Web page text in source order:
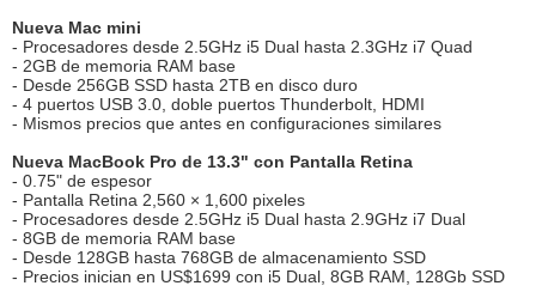
Nueva Mac mini
- Procesadores desde 2.5GHz i5 Dual hasta 2.3GHz i7 Quad
- 2GB de memoria RAM base
- Desde 256GB SSD hasta 2TB en disco duro
- 4 puertos USB 3.0, doble puertos Thunderbolt, HDMI
- Mismos precios que antes en configuraciones similares
Nueva MacBook Pro de 13.3" con Pantalla Retina
- 0.75" de espesor
- Pantalla Retina 2,560 × 1,600 pixeles
- Procesadores desde 2.5GHz i5 Dual hasta 2.9GHz i7 Dual
- 8GB de memoria RAM base
- Desde 128GB hasta 768GB de almacenamiento SSD
- Precios inician en US$1699 con i5 Dual, 8GB RAM, 128Gb SSD